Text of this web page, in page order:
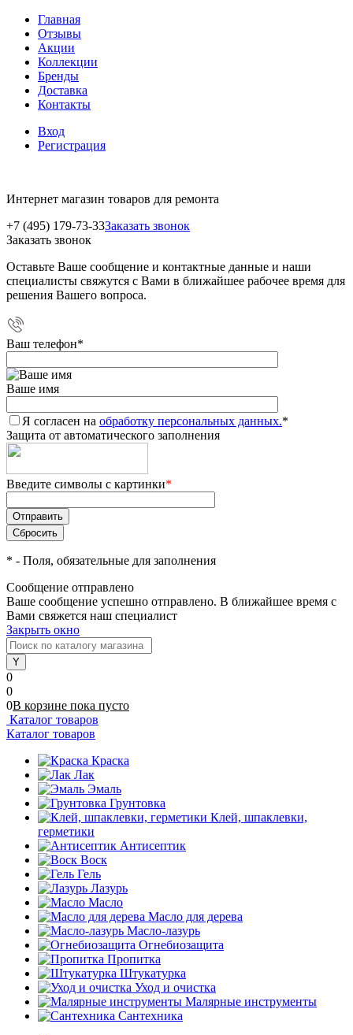
Главная
Отзывы
Акции
Коллекции
Бренды
Доставка
Контакты
Вход
Регистрация
Интернет магазин товаров для ремонта
+7 (495) 179-73-33Заказать звонок
Заказать звонок
Оставьте Ваше сообщение и контактные данные и наши
специалисты свяжутся с Вами в ближайшее рабочее время для
решения Вашего вопроса.
Ваш телефон*
Ваше имя
Я согласен на обработку персональных данных.*
Защита от автоматического заполнения
Введите символы с картинки*
* - Поля, обязательные для заполнения
Сообщение отправлено
Ваше сообщение успешно отправлено. В ближайшее время с
Вами свяжется наш специалист
Закрыть окно
0
0
0В корзине пока пусто
Каталог товаров
Каталог товаров
Краска
Лак
Эмаль
Грунтовка
Клей, шпаклевки,
герметики
Антисептик
Воск
Гель
Лазурь
Масло
Масло для дерева
Масло-лазурь
Огнебиозащита
Пропитка
Штукатурка
Уход и очистка
Малярные инструменты
Сантехника